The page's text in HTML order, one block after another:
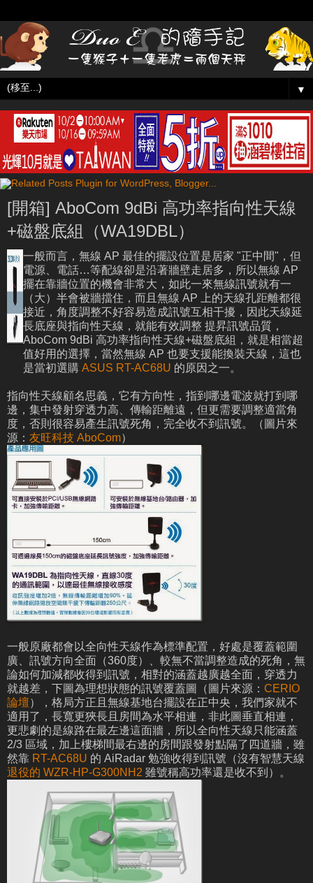
▼
[開箱] AboCom 9dBi 高功率指向性天線
+磁盤底組（WA19DBL）
一般而言，無線 AP 最佳的擺設位置是居家 "正中間"，但
電源、電話…等配線卻是沿著牆壁走居多，所以無線 AP
擺在靠牆位置的機會非常大，如此一來無線訊號就有一
（大）半會被牆擋住，而且無線 AP 上的天線孔距離都很
接近，角度調整不好容易造成訊號互相干擾，因此天線延
長底座與指向性天線，就能有效調整 提昇訊號品質，
AboCom 9dBi 高功率指向性天線+磁盤底組，就是相當超
值好用的選擇，當然無線 AP 也要支援能換裝天線，這也
是當初選購 ASUS RT-AC68U 的原因之一。
指向性天線顧名思義，它有方向性，指到哪邊電波就打到哪
邊，集中發射穿透力高、傳輸距離遠，但更需要調整適當角
度，否則很容易產生訊號死角，完全收不到訊號。（圖片來
源： 友旺科技 AboCom）
一般原廠都會以全向性天線作為標準配置，好處是覆蓋範圍
廣、訊號方向全面（360度）、較無不當調整造成的死角，無
論如何加減都收得到訊號，相對的涵蓋越廣越全面，穿透力
就越差，下圖為理想狀態的訊號覆蓋圖（圖片來源： CERIO
論壇），格局方正且無線基地台擺設在正中央，我們家就不
適用了，長寬更狹長且房間為水平相連，非此圖垂直相連，
更悲劇的是線路在最左邊這面牆，所以全向性天線只能涵蓋
2/3 區域，加上樓梯間最右邊的房間跟發射點隔了四道牆，雖
然靠 RT-AC68U 的 AiRadar 勉強收得到訊號（沒有智慧天線
退役的 WZR-HP-G300NH2 雖號稱高功率還是收不到）。